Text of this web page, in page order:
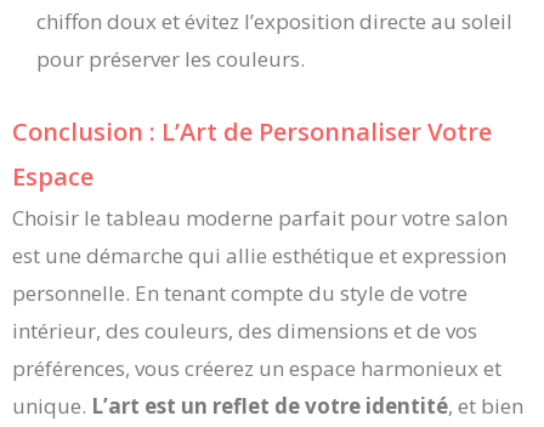
chiffon doux et évitez l’exposition directe au soleil
pour préserver les couleurs.
Conclusion : L’Art de Personnaliser Votre
Espace
Choisir le tableau moderne parfait pour votre salon
est une démarche qui allie esthétique et expression
personnelle. En tenant compte du style de votre
intérieur, des couleurs, des dimensions et de vos
préférences, vous créerez un espace harmonieux et
unique. L’art est un reflet de votre identité, et bien